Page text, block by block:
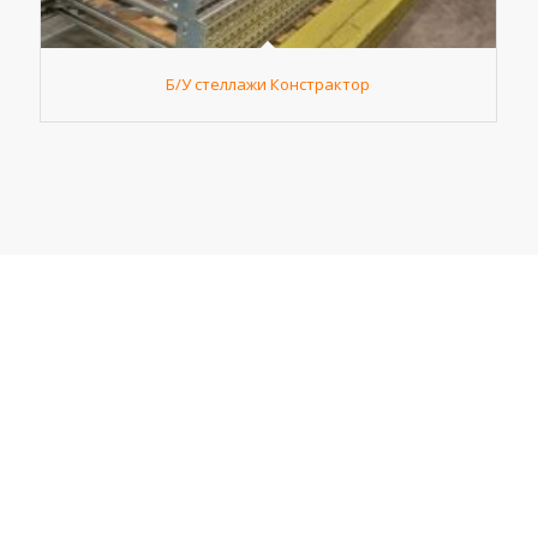
Б/У стеллажи Констрактор